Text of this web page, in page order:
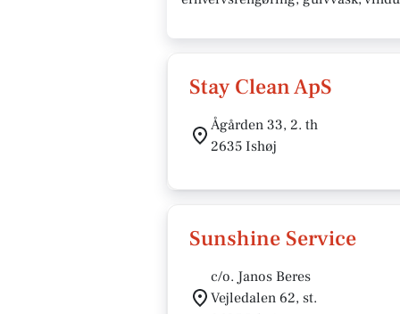
Stay Clean ApS
Ågården 33, 2. th
2635 Ishøj
Sunshine Service
c/o. Janos Beres
Vejledalen 62, st.